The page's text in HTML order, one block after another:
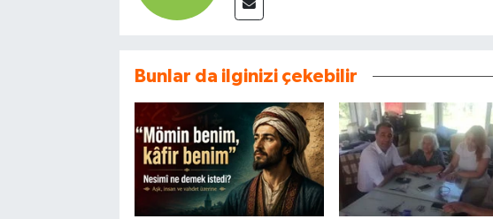
Bunlar da ilginizi çekebilir